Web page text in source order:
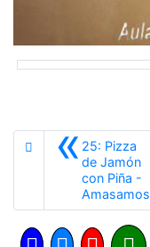
«25: Pizza
de Jamón
con Piña -
Amasamos